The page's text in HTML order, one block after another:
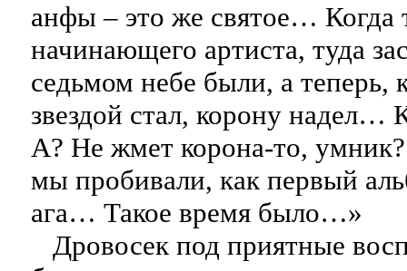
анфы – это же святое… Когда
начинающего артиста, туда
седьмом небе были, а теперь,
звездой стал, корону надел…
А? Не жмет корона-то,
мы пробивали, как первый
ага… Такое время было…»
Дровосек под приятные